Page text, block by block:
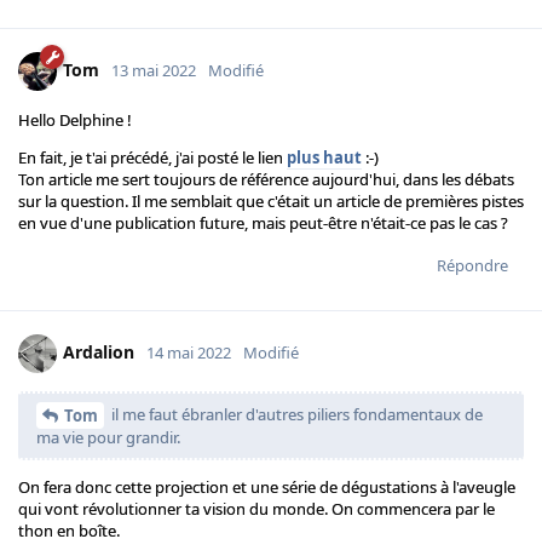
Tom 13 mai 2022 Modifié
Hello Delphine !
En fait, je t'ai précédé, j'ai posté le lien plus haut :-)
Ton article me sert toujours de référence aujourd'hui, dans les débats
sur la question. Il me semblait que c'était un article de premières pistes
en vue d'une publication future, mais peut-être n'était-ce pas le cas ?
Répondre
Ardalion 14 mai 2022 Modifié
Tom
il me faut ébranler d'autres piliers fondamentaux de
ma vie pour grandir.
On fera donc cette projection et une série de dégustations à l'aveugle
qui vont révolutionner ta vision du monde. On commencera par le
thon en boîte.